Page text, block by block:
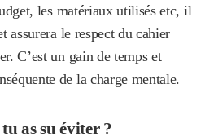
les matériaux utilisés etc, il
assurera le respect du cahier
C’est un gain de temps et
de la charge mentale.
as su éviter ?